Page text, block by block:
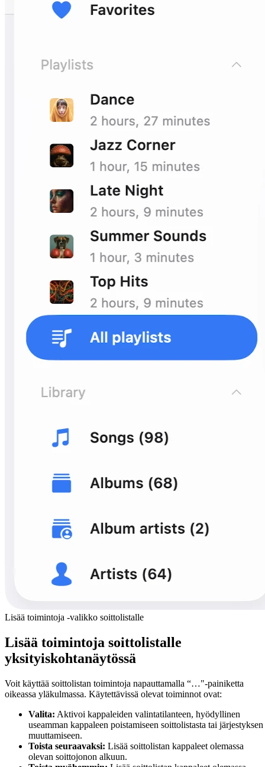
Lisää toimintoja -valikko soittolistalle
Lisää toimintoja soittolistalle
yksityiskohtanäytössä
Voit käyttää soittolistan toimintoja napauttamalla “…"-painiketta
oikeassa yläkulmassa. Käytettävissä olevat toiminnot ovat:
Valita: Aktivoi kappaleiden valintatilanteen, hyödyllinen
useamman kappaleen poistamiseen soittolistasta tai järjestyksen
muuttamiseen.
Toista seuraavaksi: Lisää soittolistan kappaleet olemassa
olevan soittojonon alkuun.